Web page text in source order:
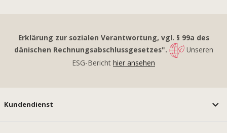
Erklärung zur sozialen Verantwortung, vgl. § 99a des
dänischen Rechnungsabschlussgesetzes".
Unseren
ESG-Bericht hier ansehen
Kundendienst